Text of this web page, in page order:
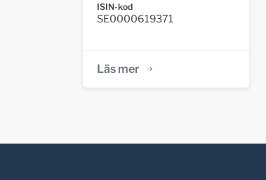
ISIN-kod
SE0000619371
Läs mer